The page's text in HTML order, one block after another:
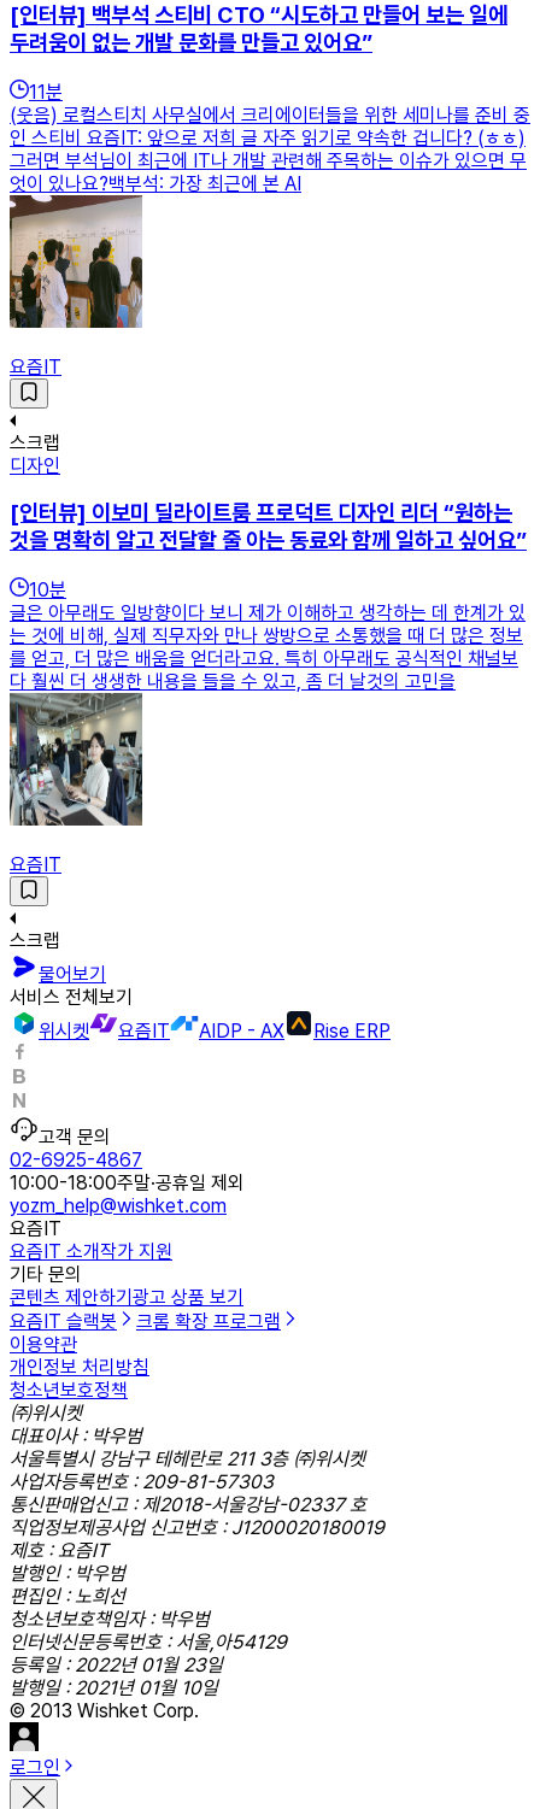
[인터뷰] 백부석 스티비 CTO “시도하고 만들어 보는 일에
두려움이 없는 개발 문화를 만들고 있어요”
11분
(웃음) 로컬스티치 사무실에서 크리에이터들을 위한 세미나를 준비 중
인 스티비 요즘IT: 앞으로 저희 글 자주 읽기로 약속한 겁니다? (ㅎㅎ)
그러면 부석님이 최근에 IT나 개발 관련해 주목하는 이슈가 있으면 무
엇이 있나요?백부석: 가장 최근에 본 AI
요즘IT
스크랩
디자인
[인터뷰] 이보미 딜라이트룸 프로덕트 디자인 리더 “원하는
것을 명확히 알고 전달할 줄 아는 동료와 함께 일하고 싶어요”
10분
글은 아무래도 일방향이다 보니 제가 이해하고 생각하는 데 한계가 있
는 것에 비해, 실제 직무자와 만나 쌍방으로 소통했을 때 더 많은 정보
를 얻고, 더 많은 배움을 얻더라고요. 특히 아무래도 공식적인 채널보
다 훨씬 더 생생한 내용을 들을 수 있고, 좀 더 날것의 고민을
요즘IT
스크랩
물어보기
서비스 전체보기
위시켓
요즘IT AIDP - AX Rise ERP
고객 문의
02-6925-4867
10:00-18:00주말·공휴일 제외
yozm_help@wishket.com
요즘IT
요즘IT 소개작가 지원
기타 문의
콘텐츠 제안하기 광고 상품 보기
요즘IT 슬랙봇
크롬 확장 프로그램
이용약관
개인정보 처리방침
청소년보호정책
㈜위시켓
대표이사 : 박우범
서울특별시 강남구 테헤란로 211 3층 ㈜위시켓
사업자등록번호 : 209-81-57303
통신판매업신고 : 제2018-서울강남-02337 호
직업정보제공사업 신고번호 : J1200020180019
제호 : 요즘IT
발행인 : 박우범
편집인 : 노희선
청소년보호책임자 : 박우범
인터넷신문등록번호 : 서울,아54129
등록일 : 2022년 01월 23일
발행일 : 2021년 01월 10일
© 2013 Wishket Corp.
로그인